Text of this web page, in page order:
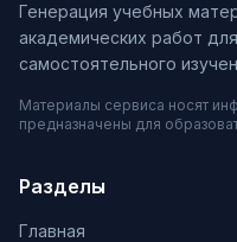
Генерация учебных
академических работ для
самостоятельного
Материалы сервиса носят
предназначены для
Разделы
Главная